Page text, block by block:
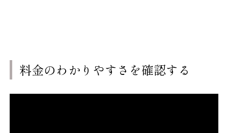
料金のわかりやすさを確認する